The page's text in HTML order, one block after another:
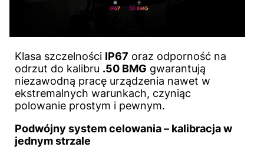
Klasa szczelności IP67 oraz odporność na
odrzut do kalibru .50 BMG gwarantują
niezawodną pracę urządzenia nawet w
ekstremalnych warunkach, czyniąc
polowanie prostym i pewnym.
Podwójny system celowania – kalibracja w
jednym strzale